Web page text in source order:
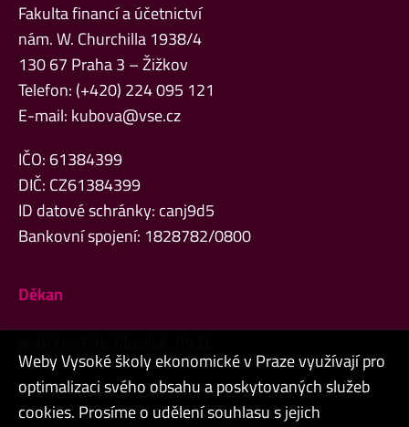
Fakulta financí a účetnictví
nám. W. Churchilla 1938/4
130 67 Praha 3 – Žižkov
Telefon: (+420) 224 095 121
E-mail: kubova@vse.cz
IČO: 61384399
DIČ: CZ61384399
ID datové schránky: canj9d5
Bankovní spojení: 1828782/0800
Děkan
Weby Vysoké školy ekonomické v Praze využívají pro
optimalizaci svého obsahu a poskytovaných služeb
cookies. Prosíme o udělení souhlasu s jejich